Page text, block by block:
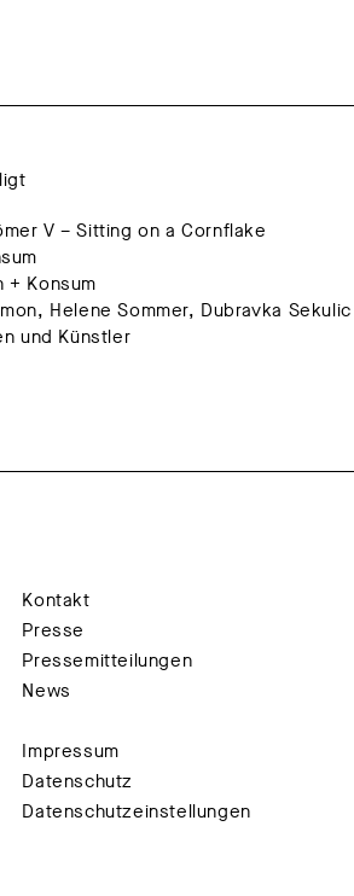
V – Sitting on a Cornflake
+ Konsum
Helene Sommer, Dubravka
und Künstler
Kontakt
Presse
Pressemitteilungen
News
Impressum
Datenschutz
Datenschutzeinstellungen